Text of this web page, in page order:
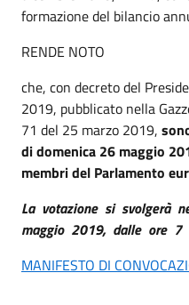
formazione del bilancio
RENDE NOTO
che, con decreto del
2019, pubblicato nella
71 del 25 marzo 2019,
di domenica 26 maggio
membri del Parlamento
La votazione si svolgerà
maggio 2019, dalle ore
MANIFESTO DI